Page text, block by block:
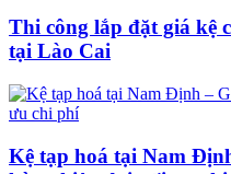
Thi công lắp đặt giá kệ
tại Lào Cai
Kệ tạp hoá tại Nam